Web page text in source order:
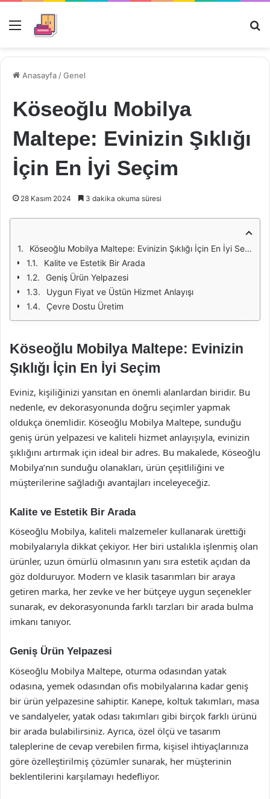
Menü
Anasayfa /Genel
Köseoğlu Mobilya
Maltepe: Evinizin Şıklığı
İçin En İyi Seçim
28 Kasım 2024 3 dakika okuma süresi
Köseoğlu Mobilya Maltepe: Evinizin Şıklığı İçin En İyi Seçim
Kalite ve Estetik Bir Arada
Geniş Ürün Yelpazesi
Uygun Fiyat ve Üstün Hizmet Anlayışı
Çevre Dostu Üretim
Köseoğlu Mobilya Maltepe: Evinizin
Şıklığı İçin En İyi Seçim
Eviniz, kişiliğinizi yansıtan en önemli alanlardan biridir. Bu
nedenle, ev dekorasyonunda doğru seçimler yapmak
oldukça önemlidir. Köseoğlu Mobilya Maltepe, sunduğu
geniş ürün yelpazesi ve kaliteli hizmet anlayışıyla, evinizin
şıklığını artırmak için ideal bir adres. Bu makalede, Köseoğlu
Mobilya’nın sunduğu olanakları, ürün çeşitliliğini ve
müşterilerine sağladığı avantajları inceleyeceğiz.
Kalite ve Estetik Bir Arada
Köseoğlu Mobilya, kaliteli malzemeler kullanarak ürettiği
mobilyalarıyla dikkat çekiyor. Her biri ustalıkla işlenmiş olan
ürünler, uzun ömürlü olmasının yanı sıra estetik açıdan da
göz dolduruyor. Modern ve klasik tasarımları bir araya
getiren marka, her zevke ve her bütçeye uygun seçenekler
sunarak, ev dekorasyonunda farklı tarzları bir arada bulma
imkanı tanıyor.
Geniş Ürün Yelpazesi
Köseoğlu Mobilya Maltepe, oturma odasından yatak
odasına, yemek odasından ofis mobilyalarına kadar geniş
bir ürün yelpazesine sahiptir. Kanepe, koltuk takımları, masa
ve sandalyeler, yatak odası takımları gibi birçok farklı ürünü
bir arada bulabilirsiniz. Ayrıca, özel ölçü ve tasarım
taleplerine de cevap verebilen firma, kişisel ihtiyaçlarınıza
göre özelleştirilmiş çözümler sunarak, her müşterinin
beklentilerini karşılamayı hedefliyor.